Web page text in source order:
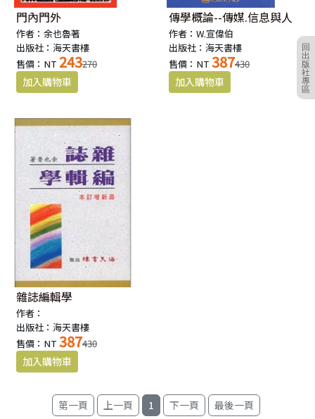
回
出
版
社
專
區
門內門外
作者：余也魯著
出版社：海天書樓
售價：NT 243270
傳學概論--傳媒.信息與人
作者：W.宣偉伯
出版社：海天書樓
售價：NT 387430
雜誌編輯學
作者：
出版社：海天書樓
售價：NT 387430
1